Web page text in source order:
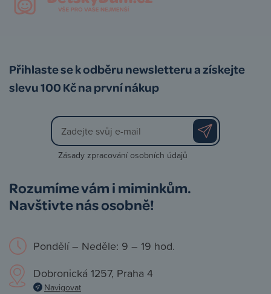
Přihlaste se k odběru newsletteru a získejte
slevu 100 Kč na první nákup
Zásady zpracování osobních údajů
Rozumíme vám i miminkům.
Navštivte nás osobně!
Pondělí – Neděle: 9 – 19 hod.
Dobronická 1257, Praha 4
Navigovat